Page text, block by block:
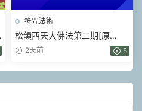
符咒法術
松韻西天大佛法第二期[原
版].pdf 5頁
2天前 5